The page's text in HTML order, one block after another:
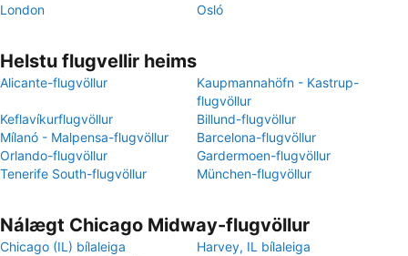
London
Osló
Helstu flugvellir heims
Alicante-flugvöllur
Kaupmannahöfn - Kastrup-
flugvöllur
Keflavíkurflugvöllur
Billund-flugvöllur
Mílanó - Malpensa-flugvöllur
Barcelona-flugvöllur
Orlando-flugvöllur
Gardermoen-flugvöllur
Tenerife South-flugvöllur
München-flugvöllur
Nálægt Chicago Midway-flugvöllur
Chicago (IL) bílaleiga
Harvey, IL bílaleiga